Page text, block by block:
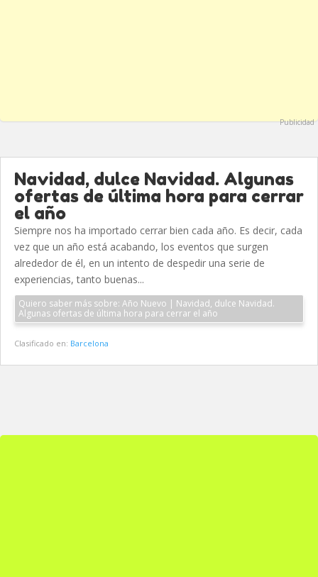
Publicidad
Navidad, dulce Navidad. Algunas
ofertas de última hora para cerrar
el año
Siempre nos ha importado cerrar bien cada año. Es decir, cada
vez que un año está acabando, los eventos que surgen
alrededor de él, en un intento de despedir una serie de
experiencias, tanto buenas...
Quiero saber más sobre: Año Nuevo | Navidad, dulce Navidad.
Algunas ofertas de última hora para cerrar el año
Clasificado en: Barcelona